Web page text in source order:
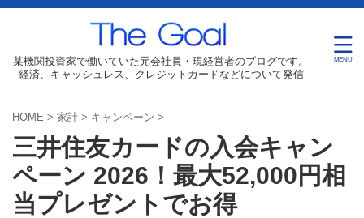
某機関投資家で働いていた元会社員・現経営者のブログです。
経済、キャッシュレス、クレジットカードなどについて発信
HOME > 家計 > キャンペーン >
三井住友カードの入会キャン
ペーン 2026！最大52,000円相
当プレゼントでお得